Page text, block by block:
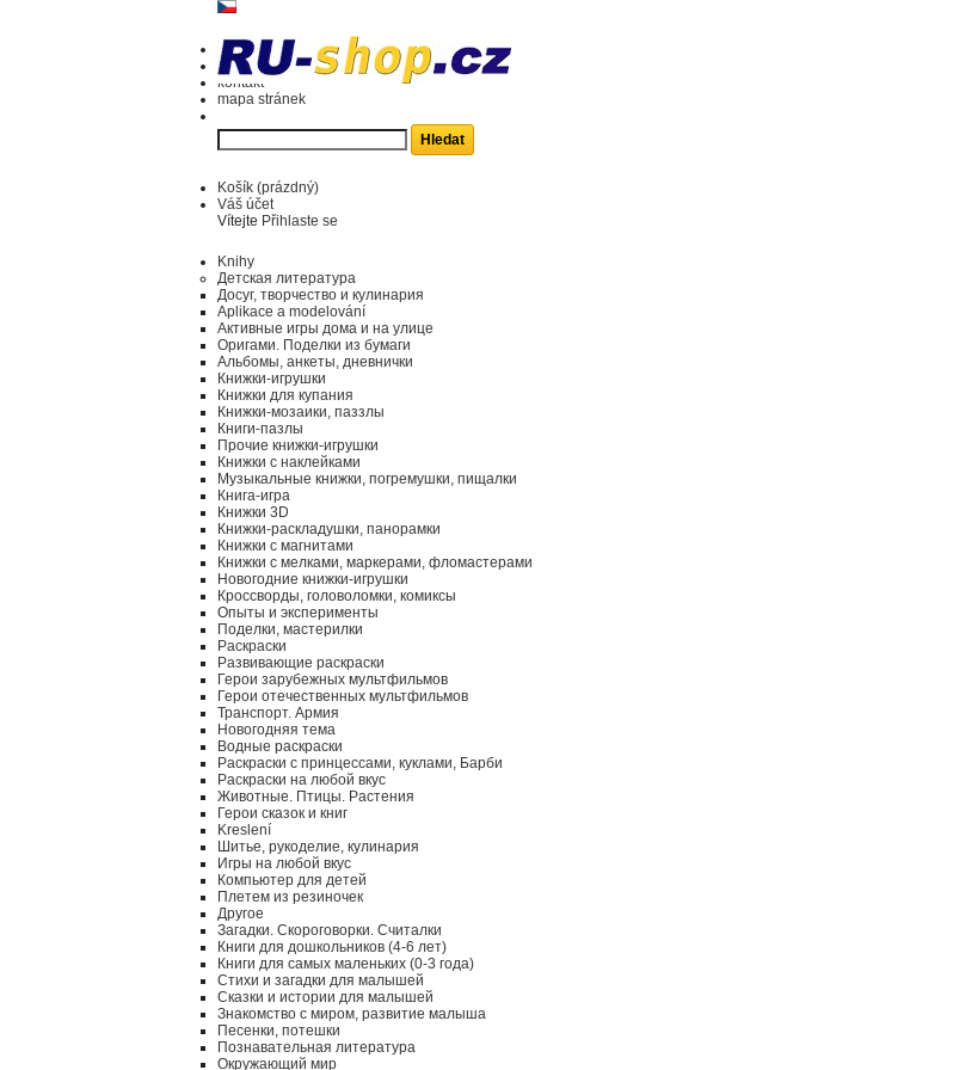
kontakt
mapa stránek
Košík (prázdný)
Váš účet
Vítejte Přihlaste se
Knihy
Детская литература
Досуг, творчество и кулинария
Aplikace a modelování
Активные игры дома и на улице
Оригами. Поделки из бумаги
Альбомы, анкеты, дневнички
Книжки-игрушки
Книжки для купания
Книжки-мозаики, паззлы
Книги-пазлы
Прочие книжки-игрушки
Книжки с наклейками
Музыкальные книжки, погремушки, пищалки
Книга-игра
Книжки 3D
Книжки-раскладушки, панорамки
Книжки с магнитами
Книжки с мелками, маркерами, фломастерами
Новогодние книжки-игрушки
Кроссворды, головоломки, комиксы
Опыты и эксперименты
Поделки, мастерилки
Раскраски
Развивающие раскраски
Герои зарубежных мультфильмов
Герои отечественных мультфильмов
Транспорт. Армия
Новогодняя тема
Водные раскраски
Раскраски с принцессами, куклами, Барби
Раскраски на любой вкус
Животные. Птицы. Растения
Герои сказок и книг
Kreslení
Шитье, рукоделие, кулинария
Игры на любой вкус
Компьютер для детей
Плетем из резиночек
Другое
Загадки. Скороговорки. Считалки
Книги для дошкольников (4-6 лет)
Книги для самых маленьких (0-3 года)
Стихи и загадки для малышей
Сказки и истории для малышей
Знакомство с миром, развитие малыша
Песенки, потешки
Познавательная литература
Окружающий мир